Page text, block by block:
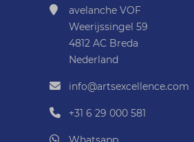
avelanche VOF
Weerijssingel 59
4812 AC Breda
Nederland
info@artsexcellence.com
+31 6 29 000 581